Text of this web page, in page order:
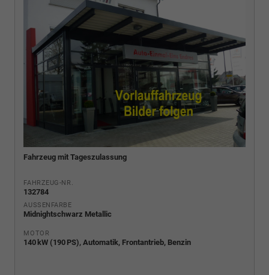
Fahrzeug mit Tageszulassung
FAHRZEUG-NR.
132784
AUSSENFARBE
Midnightschwarz Metallic
MOTOR
140 kW (190 PS), Automatik, Frontantrieb, Benzin